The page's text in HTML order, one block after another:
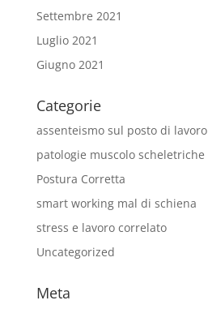
Settembre 2021
Luglio 2021
Giugno 2021
Categorie
assenteismo sul posto di lavoro
patologie muscolo scheletriche
Postura Corretta
smart working mal di schiena
stress e lavoro correlato
Uncategorized
Meta